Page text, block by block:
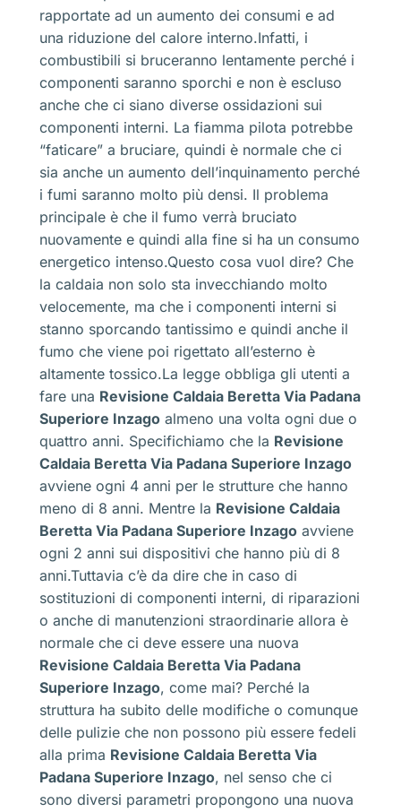
rapportate ad un aumento dei consumi e ad
una riduzione del calore interno.Infatti, i
combustibili si bruceranno lentamente perché i
componenti saranno sporchi e non è escluso
anche che ci siano diverse ossidazioni sui
componenti interni. La fiamma pilota potrebbe
“faticare” a bruciare, quindi è normale che ci
sia anche un aumento dell’inquinamento perché
i fumi saranno molto più densi. Il problema
principale è che il fumo verrà bruciato
nuovamente e quindi alla fine si ha un consumo
energetico intenso.Questo cosa vuol dire? Che
la caldaia non solo sta invecchiando molto
velocemente, ma che i componenti interni si
stanno sporcando tantissimo e quindi anche il
fumo che viene poi rigettato all’esterno è
altamente tossico.La legge obbliga gli utenti a
fare una Revisione Caldaia Beretta Via Padana
Superiore Inzago almeno una volta ogni due o
quattro anni. Specifichiamo che la Revisione
Caldaia Beretta Via Padana Superiore Inzago
avviene ogni 4 anni per le strutture che hanno
meno di 8 anni. Mentre la Revisione Caldaia
Beretta Via Padana Superiore Inzago avviene
ogni 2 anni sui dispositivi che hanno più di 8
anni.Tuttavia c’è da dire che in caso di
sostituzioni di componenti interni, di riparazioni
o anche di manutenzioni straordinarie allora è
normale che ci deve essere una nuova
Revisione Caldaia Beretta Via Padana
Superiore Inzago, come mai? Perché la
struttura ha subito delle modifiche o comunque
delle pulizie che non possono più essere fedeli
alla prima Revisione Caldaia Beretta Via
Padana Superiore Inzago, nel senso che ci
sono diversi parametri propongono una nuova